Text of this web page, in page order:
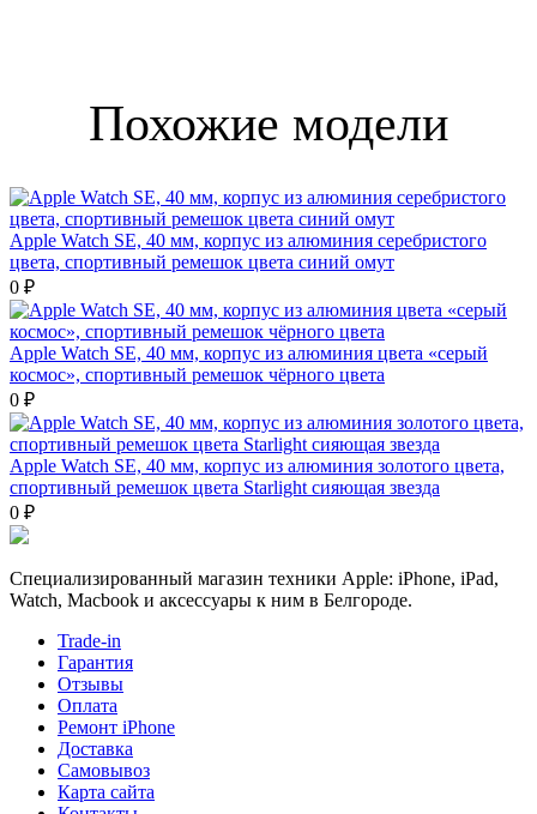
Похожие модели
Apple Watch SE, 40 мм, корпус из алюминия серебристого
цвета, спортивный ремешок цвета синий омут
0 ₽
Apple Watch SE, 40 мм, корпус из алюминия цвета «серый
космос», спортивный ремешок чёрного цвета
0 ₽
Apple Watch SE, 40 мм, корпус из алюминия золотого цвета,
спортивный ремешок цвета Starlight сияющая звезда
0 ₽
Специализированный магазин техники Apple: iPhone, iPad,
Watch, Macbook и аксессуары к ним в Белгороде.
Trade-in
Гарантия
Отзывы
Оплата
Ремонт iPhone
Доставка
Самовывоз
Карта сайта